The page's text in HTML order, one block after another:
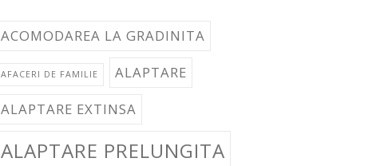
ACOMODAREA LA GRADINITA
AFACERI DE FAMILIE
ALAPTARE
ALAPTARE EXTINSA
ALAPTARE PRELUNGITA